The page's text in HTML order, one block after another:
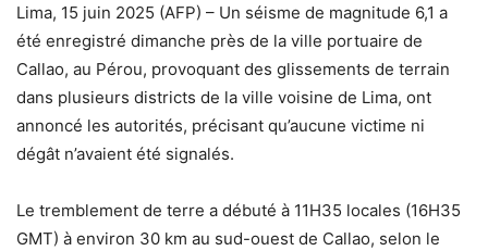
Lima, 15 juin 2025 (AFP) – Un séisme de magnitude 6,1 a
été enregistré dimanche près de la ville portuaire de
Callao, au Pérou, provoquant des glissements de terrain
dans plusieurs districts de la ville voisine de Lima, ont
annoncé les autorités, précisant qu’aucune victime ni
dégât n’avaient été signalés.
Le tremblement de terre a débuté à 11H35 locales (16H35
GMT) à environ 30 km au sud-ouest de Callao, selon le